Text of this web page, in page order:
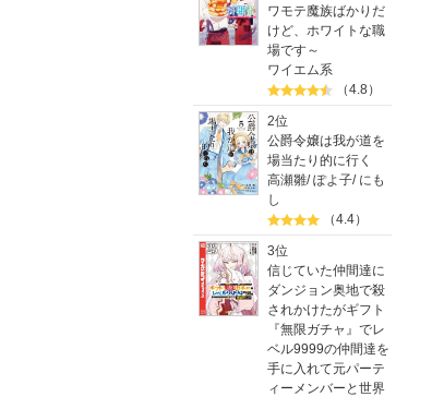
ワモテ魔族ばかりだ
けど、ホワイトな職
場です～
ワイエム系
（4.8）
2位
公爵令嬢は我が道を
場当たり的に行く
高瀬雛/ぽよ子/ にも
し
（4.4）
3位
信じていた仲間達に
ダンジョン奥地で殺
されかけたがギフト
『無限ガチャ』でレ
ベル9999の仲間達を
手に入れて元パーテ
ィーメンバーと世界